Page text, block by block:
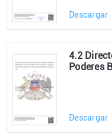
Descargar
4.2
Poderes
Descargar